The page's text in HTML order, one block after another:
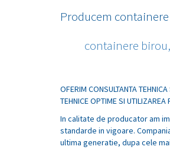
Producem
containere birou,
OFERIM CONSULTANTA
TEHNICE OPTIME SI UTILIZAREA
In calitate de producator am
standarde in vigoare.
ultima generatie, dupa cele